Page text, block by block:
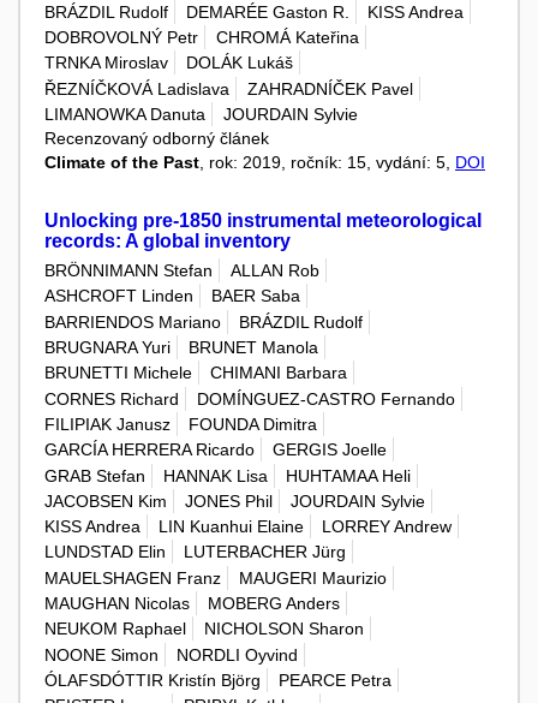
BRÁZDIL Rudolf DEMARÉE Gaston R.
KISS Andrea
DOBROVOLNÝ Petr
CHROMÁ Kateřina
TRNKA Miroslav
DOLÁK Lukáš
ŘEZNÍČKOVÁ Ladislava
ZAHRADNÍČEK Pavel
LIMANOWKA Danuta
JOURDAIN Sylvie
Recenzovaný odborný článek
Climate of the Past , rok: 2019, ročník: 15, vydání: 5, DOI
Unlocking pre-1850 instrumental meteorological
records: A global inventory
BRÖNNIMANN Stefan
ALLAN Rob
ASHCROFT Linden
BAER Saba
BARRIENDOS Mariano
BRÁZDIL Rudolf
BRUGNARA Yuri
BRUNET Manola
BRUNETTI Michele
CHIMANI Barbara
CORNES Richard
DOMÍNGUEZ-CASTRO Fernando
FILIPIAK Janusz
FOUNDA Dimitra
GARCÍA HERRERA Ricardo
GERGIS Joelle
GRAB Stefan
HANNAK Lisa
HUHTAMAA Heli
JACOBSEN Kim
JONES Phil
JOURDAIN Sylvie
KISS Andrea
LIN Kuanhui Elaine
LORREY Andrew
LUNDSTAD Elin
LUTERBACHER Jürg
MAUELSHAGEN Franz
MAUGERI Maurizio
MAUGHAN Nicolas
MOBERG Anders
NEUKOM Raphael
NICHOLSON Sharon
NOONE Simon
NORDLI Oyvind
ÓLAFSDÓTTIR Kristín Björg
PEARCE Petra